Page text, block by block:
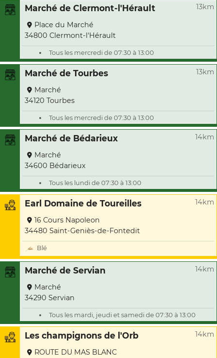
Marché de Clermont-l'Hérault 13km
Place du Marché
34800 Clermont-l'Hérault
Tous les mercredi de 07:30 à 13:00
Marché de Tourbes 13km
Marché
34120 Tourbes
Tous les mercredi de 07:30 à 13:00
Marché de Bédarieux 14km
Marché
34600 Bédarieux
Tous les lundi de 07:30 à 13:00
Earl Domaine de Toureilles 14km
16 Cours Napoleon
34480 Saint-Geniès-de-Fontedit
Blé
Marché de Servian 14km
Marché
34290 Servian
Tous les mardi, jeudi et samedi de 07:30 à 13:00
Les champignons de l'Orb 14km
ROUTE DU MAS BLANC